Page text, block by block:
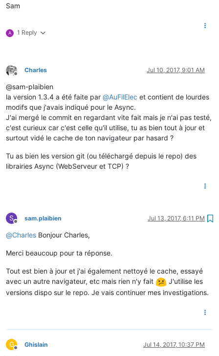
Sam
A 1 Reply
Offline
Charles Jul 10, 2017, 9:01 AM
@sam-plaibien
la version 1.3.4 a été faite par @AuFilElec et contient de lourdes
modifs que j'avais indiqué pour le Async.
J'ai mergé le commit en regardant vite fait mais je n'ai pas testé,
c'est curieux car c'est celle qu'il utilise, tu as bien tout à jour et
surtout vidé le cache de ton navigateur par hasard ?
Tu as bien les version git (ou téléchargé depuis le repo) des
librairies Async (WebServeur et TCP) ?
S
Offline
sam.plaibien Jul 13, 2017, 6:11 PM
@Charles Bonjour Charles,
Merci beaucoup pour ta réponse.
Tout est bien à jour et j'ai également nettoyé le cache, essayé
avec un autre navigateur, etc mais rien n'y fait
J'utilise les
versions dispo sur le repo. Je vais continuer mes investigations.
G
Offline
Ghislain Jul 14, 2017, 10:37 PM